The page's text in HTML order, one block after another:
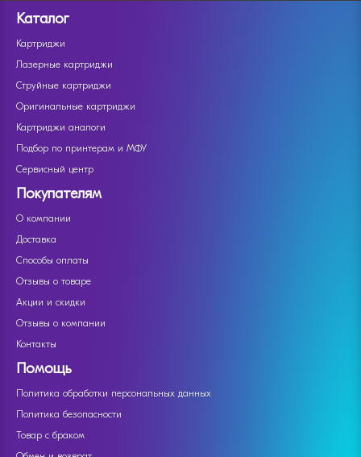
Каталог
Картриджи
Лазерные картриджи
Струйные картриджи
Оригинальные картриджи
Картриджи аналоги
Подбор по принтерам и МФУ
Сервисный центр
Покупателям
О компании
Доставка
Способы оплаты
Отзывы о товаре
Акции и скидки
Отзывы о компании
Контакты
Помощь
Политика обработки персональных данных
Политика безопасности
Товар с браком